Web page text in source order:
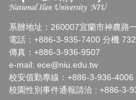
系辦地址：260007宜蘭市神農路
電話：+886-3-935-7400 分機
傳真：+886-3-936-9507
e-mail: ece@niu.edu.tw
校安值勤專線：+886-3-936-
校園性別事件通報請洽 : +886-3-